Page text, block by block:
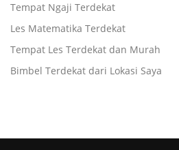
Tempat Ngaji Terdekat
Les Matematika Terdekat
Tempat Les Terdekat dan Murah
Bimbel Terdekat dari Lokasi Saya